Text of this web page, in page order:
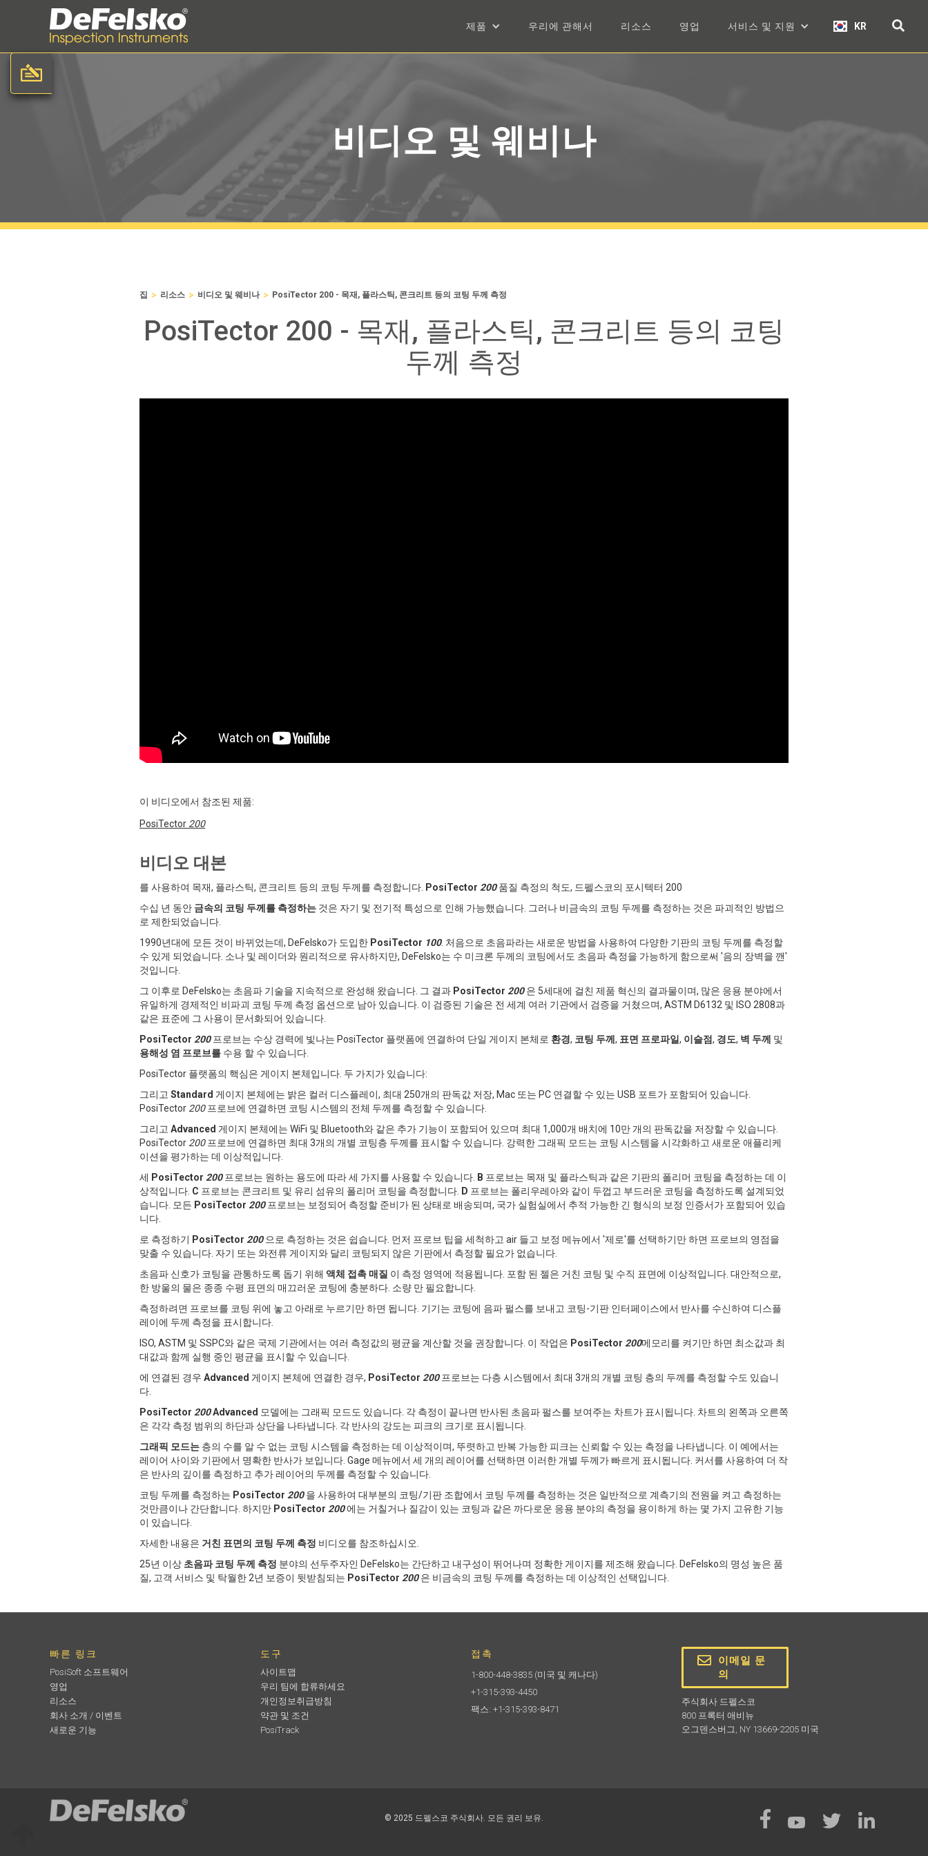
제품 우리에 관해서 리소스 영업 서비스 및 지원 KR
비디오 및 웨비나
집 > 리소스 > 비디오 및 웨비나 > PosiTector 200 - 목재, 플라스틱, 콘크리트 등의 코팅 두께 측정
PosiTector 200 - 목재, 플라스틱, 콘크리트 등의 코팅
두께 측정
이 비디오에서 참조된 제품:
PosiTector 200
비디오 대본
를 사용하여 목재, 플라스틱, 콘크리트 등의 코팅 두께를 측정합니다. PosiTector 200품질 측정의 척도, 드펠스코의 포시텍터 200
수십 년 동안 금속의 코팅 두께를 측정하는 것은 자기 및 전기적 특성으로 인해 가능했습니다. 그러나 비금속의 코팅 두께를 측정하는 것은 파괴적인 방법으
로 제한되었습니다.
1990년대에 모든 것이 바뀌었는데, DeFelsko가 도입한 PosiTector 100. 처음으로 초음파라는 새로운 방법을 사용하여 다양한 기판의 코팅 두께를 측정할
수 있게 되었습니다. 소나 및 레이더와 원리적으로 유사하지만, DeFelsko는 수 미크론 두께의 코팅에서도 초음파 측정을 가능하게 함으로써 '음의 장벽을 깬'
것입니다.
그 이후로 DeFelsko는 초음파 기술을 지속적으로 완성해 왔습니다. 그 결과 PosiTector 200은 5세대에 걸친 제품 혁신의 결과물이며, 많은 응용 분야에서
유일하게 경제적인 비파괴 코팅 두께 측정 옵션으로 남아 있습니다. 이 검증된 기술은 전 세계 여러 기관에서 검증을 거쳤으며, ASTM D6132 및 ISO 2808과
같은 표준에 그 사용이 문서화되어 있습니다.
PosiTector 200프로브는 수상 경력에 빛나는 PosiTector 플랫폼에 연결하여 단일 게이지 본체로 환경, 코팅 두께 , 표면 프로파일, 이슬점, 경도, 벽 두께 및
용해성 염 프로브를 수용 할 수 있습니다.
PosiTector 플랫폼의 핵심은 게이지 본체입니다. 두 가지가 있습니다:
그리고 Standard 게이지 본체에는 밝은 컬러 디스플레이, 최대 250개의 판독값 저장, Mac 또는 PC 연결할 수 있는 USB 포트가 포함되어 있습니다.
PosiTector 200프로브에 연결하면 코팅 시스템의 전체 두께를 측정할 수 있습니다.
그리고 Advanced 게이지 본체에는 WiFi 및 Bluetooth와 같은 추가 기능이 포함되어 있으며 최대 1,000개 배치에 10만 개의 판독값을 저장할 수 있습니다.
PosiTector 200프로브에 연결하면 최대 3개의 개별 코팅층 두께를 표시할 수 있습니다. 강력한 그래픽 모드는 코팅 시스템을 시각화하고 새로운 애플리케
이션을 평가하는 데 이상적입니다.
세 PosiTector 200프로브는 원하는 용도에 따라 세 가지를 사용할 수 있습니다. B 프로브는 목재 및 플라스틱과 같은 기판의 폴리머 코팅을 측정하는 데 이
상적입니다. C 프로브는 콘크리트 및 유리 섬유의 폴리머 코팅을 측정합니다. D 프로브는 폴리우레아와 같이 두껍고 부드러운 코팅을 측정하도록 설계되었
습니다. 모든 PosiTector 200프로브는 보정되어 측정할 준비가 된 상태로 배송되며, 국가 실험실에서 추적 가능한 긴 형식의 보정 인증서가 포함되어 있습
니다.
로 측정하기 PosiTector 200으로 측정하는 것은 쉽습니다. 먼저 프로브 팁을 세척하고 air 들고 보정 메뉴에서 '제로'를 선택하기만 하면 프로브의 영점을
맞출 수 있습니다. 자기 또는 와전류 게이지와 달리 코팅되지 않은 기판에서 측정할 필요가 없습니다.
초음파 신호가 코팅을 관통하도록 돕기 위해 액체 접촉 매질 이 측정 영역에 적용됩니다. 포함 된 젤은 거친 코팅 및 수직 표면에 이상적입니다. 대안적으로,
한 방울의 물은 종종 수평 표면의 매끄러운 코팅에 충분하다. 소량 만 필요합니다.
측정하려면 프로브를 코팅 위에 놓고 아래로 누르기만 하면 됩니다. 기기는 코팅에 음파 펄스를 보내고 코팅-기판 인터페이스에서 반사를 수신하여 디스플
레이에 두께 측정을 표시합니다.
ISO, ASTM 및 SSPC와 같은 국제 기관에서는 여러 측정값의 평균을 계산할 것을 권장합니다. 이 작업은 PosiTector 200메모리를 켜기만 하면 최소값과 최
대값과 함께 실행 중인 평균을 표시할 수 있습니다.
에 연결된 경우 Advanced 게이지 본체에 연결한 경우, PosiTector 200프로브는 다층 시스템에서 최대 3개의 개별 코팅 층의 두께를 측정할 수도 있습니
다.
PosiTector 200Advanced 모델에는 그래픽 모드도 있습니다. 각 측정이 끝나면 반사된 초음파 펄스를 보여주는 차트가 표시됩니다. 차트의 왼쪽과 오른쪽
은 각각 측정 범위의 하단과 상단을 나타냅니다. 각 반사의 강도는 피크의 크기로 표시됩니다.
그래픽 모드는 층의 수를 알 수 없는 코팅 시스템을 측정하는 데 이상적이며, 뚜렷하고 반복 가능한 피크는 신뢰할 수 있는 측정을 나타냅니다. 이 예에서는
레이어 사이와 기판에서 명확한 반사가 보입니다. Gage 메뉴에서 세 개의 레이어를 선택하면 이러한 개별 두께가 빠르게 표시됩니다. 커서를 사용하여 더 작
은 반사의 깊이를 측정하고 추가 레이어의 두께를 측정할 수 있습니다.
코팅 두께를 측정하는 PosiTector 200을 사용하여 대부분의 코팅/기판 조합에서 코팅 두께를 측정하는 것은 일반적으로 계측기의 전원을 켜고 측정하는
것만큼이나 간단합니다. 하지만 PosiTector 200에는 거칠거나 질감이 있는 코팅과 같은 까다로운 응용 분야의 측정을 용이하게 하는 몇 가지 고유한 기능
이 있습니다.
자세한 내용은 거친 표면의 코팅 두께 측정 비디오를 참조하십시오.
25년 이상 초음파 코팅 두께 측정 분야의 선두주자인 DeFelsko는 간단하고 내구성이 뛰어나며 정확한 게이지를 제조해 왔습니다. DeFelsko의 명성 높은 품
질, 고객 서비스 및 탁월한 2년 보증이 뒷받침되는 PosiTector 200은 비금속의 코팅 두께를 측정하는 데 이상적인 선택입니다.
빠른 링크
PosiSoft 소프트웨어
영업
리소스
회사 소개 / 이벤트
새로운 기능
도구
사이트맵
우리 팀에 합류하세요
개인정보취급방침
약관 및 조건
PosiTrack
접촉
1-800-448-3835 (미국 및 캐나다)
+1-315-393-4450
팩스: +1-315-393-8471
이메일 문
의
주식회사 드펠스코
800 프록터 애비뉴
오그덴스버그, NY 13669-2205 미국
© 2025 드펠스코 주식회사. 모든 권리 보유.